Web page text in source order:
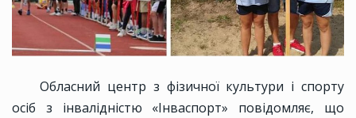
Обласний центр з фізичної культури і спорту
осіб з інвалідністю «Інваспорт» повідомляє, що